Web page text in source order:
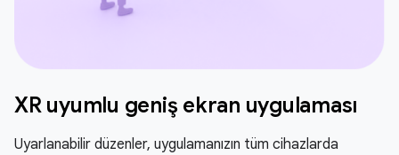
XR uyumlu geniş ekran uygulaması
Uyarlanabilir düzenler, uygulamanızın tüm cihazlarda